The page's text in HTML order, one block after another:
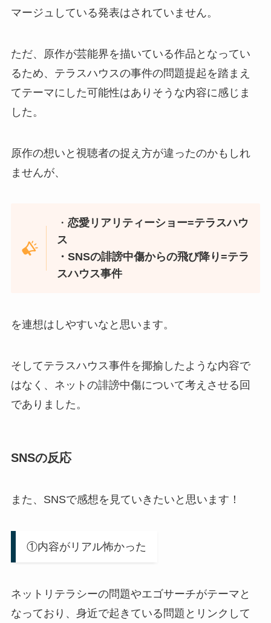
マージュしている発表はされていません。
ただ、原作が芸能界を描いている作品となってい
るため、テラスハウスの事件の問題提起を踏まえ
てテーマにした可能性はありそうな内容に感じま
した。
原作の想いと視聴者の捉え方が違ったのかもしれ
ませんが、
・恋愛リアリティーショー=テラスハウ
ス
・SNSの誹謗中傷からの飛び降り=テラ
スハウス事件
を連想はしやすいなと思います。
そしてテラスハウス事件を揶揄したような内容で
はなく、ネットの誹謗中傷について考えさせる回
でありました。
SNSの反応
また、SNSで感想を見ていきたいと思います！
①内容がリアル怖かった
ネットリテラシーの問題やエゴサーチがテーマと
なっており、身近で起きている問題とリンクして